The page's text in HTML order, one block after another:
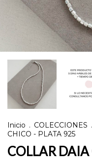
Inicio . COLECCIONES .
CHICO - PLATA 925
COLLAR